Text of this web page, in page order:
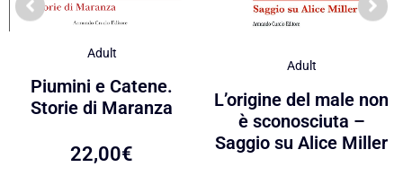
Adult
Piumini e Catene.
Storie di Maranza
22,00€
Adult
L’origine del male non
è sconosciuta –
Saggio su Alice Miller